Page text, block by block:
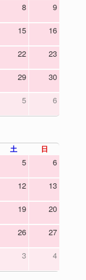
8 9
15 16
22 23
29 30
5 6
土 日
5 6
12 13
19 20
26 27
3 4